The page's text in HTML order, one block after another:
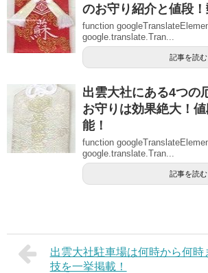
のお守り紹介と値段！
function
google.translate.Tran...
記事を読む
出雲大社にある4つの
お守りは効果絶大！
能！
function
google.translate.Tran...
記事を読む
出雲大社駐車場は何時から何時
技を一挙掲載！